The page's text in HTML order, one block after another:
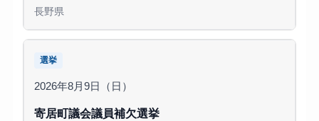
長野県
選挙
2026年8月9日（日）
寄居町議会議員補欠選挙